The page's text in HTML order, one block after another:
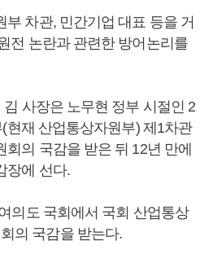
부 차관, 민간기업 대표 등을 거
전 논란과 관련한 방어논리를
사장은 노무현 정부 시절인 2
현재 산업통상자원부) 제1차관
의 국감을 받은 뒤 12년 만에
장에 선다.
의도 국회에서 국회 산업통상
의 국감을 받는다.